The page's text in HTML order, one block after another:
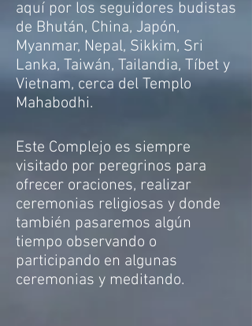
aquí por los seguidores budistas
de Bhután, China, Japón,
Myanmar, Nepal, Sikkim, Sri
Lanka, Taiwán, Tailandia, Tíbet y
Vietnam, cerca del Templo
Mahabodhi.
Este Complejo es siempre
visitado por peregrinos para
ofrecer oraciones, realizar
ceremonias religiosas y donde
también pasaremos algún
tiempo observando o
participando en algunas
ceremonias y meditando.